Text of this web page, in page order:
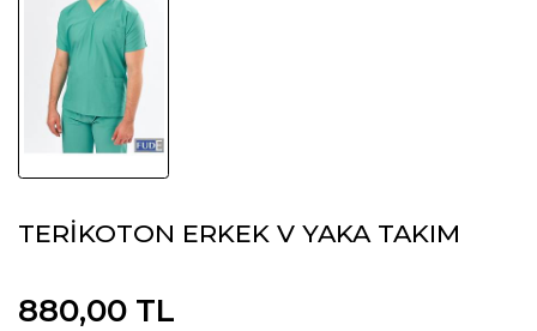
TERİKOTON ERKEK V YAKA TAKIM
880,00 TL